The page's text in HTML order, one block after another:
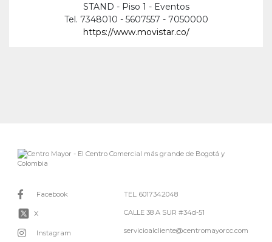
STAND - Piso 1 - Eventos
Tel. 7348010 - 5607557 - 7050000
https://www.movistar.co/
Facebook
X
Instagram
TEL. 6017342048
CALLE 38 A SUR #34d-51
servicioalcliente@centromayorcc.com